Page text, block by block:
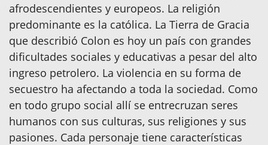
afrodescendientes y europeos. La religión
predominante es la católica. La Tierra de Gracia
que describió Colon es hoy un país con grandes
dificultades sociales y educativas a pesar del alto
ingreso petrolero. La violencia en su forma de
secuestro ha afectando a toda la sociedad. Como
en todo grupo social allí se entrecruzan seres
humanos con sus culturas, sus religiones y sus
pasiones. Cada personaje tiene características